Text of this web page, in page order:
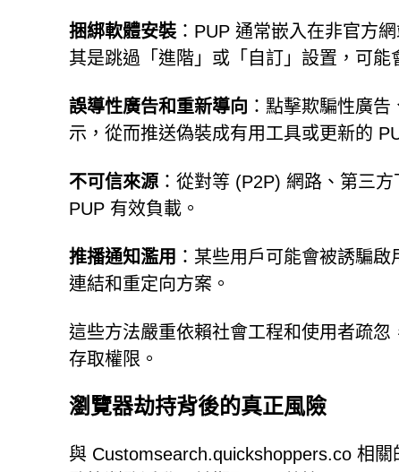
捆綁軟體安裝 ：PUP 通常嵌入在非官方
其是跳過「進階」或「自訂」設置，可
誤導性廣告和重新導向 ：點擊欺騙性廣
示，從而推送偽裝成有用工具或更新的
不可信來源 ：從對等 (P2P) 網路、第三
PUP 有效負載。
推播通知濫用 ：某些用戶可能會被誘騙
連結和重定向方案。
這些方法嚴重依賴社會工程和使用者疏
存取權限。
瀏覽器劫持背後的真正風險
與 Customsearch.quickshoppers.co 相